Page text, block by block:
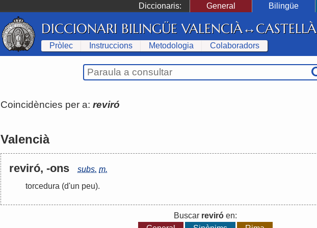
Diccionaris: General Bilingüe
DICCIONARI BILINGÜE VALENCIÀ↔CASTELLÀ
Pròlec Instruccions Metodologia Colaboradors
Coincidències per a: reviró
Valencià
reviró, -ons subs. m.
torcedura (d'un peu).
Buscar reviró en: